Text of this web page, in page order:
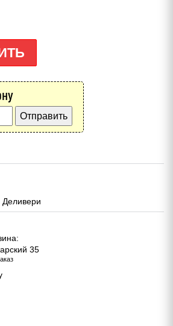
35